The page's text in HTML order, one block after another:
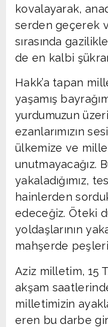
kovalayarak,
serden geçerek
sırasında
de en kalbi
Hakk’a tapan
yaşamış
yurdumuzun
ezanlarımızın
ülkemize ve
unutmayacağız.
yakaladığımız,
hainlerden
edeceğiz. Öteki
yoldaşlarının
mahşerde
Aziz milletim, 15
akşam
milletimizin
eren bu darbe